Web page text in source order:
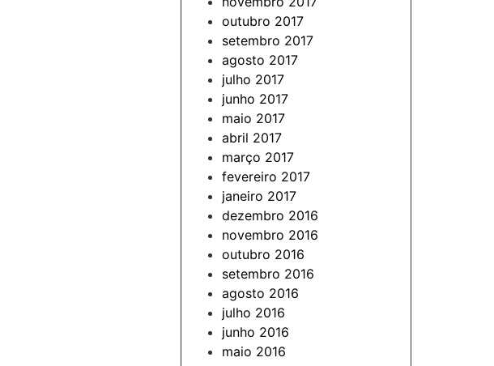
outubro 2017
setembro 2017
agosto 2017
julho 2017
junho 2017
maio 2017
abril 2017
março 2017
fevereiro 2017
janeiro 2017
dezembro 2016
novembro 2016
outubro 2016
setembro 2016
agosto 2016
julho 2016
junho 2016
maio 2016